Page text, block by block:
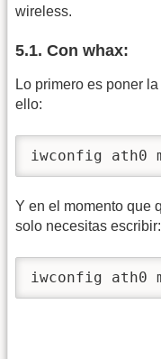
wireless.
5.1. Con whax:
Lo primero es poner
ello:
iwconfig ath0
Y en el momento que
solo necesitas escribir:
iwconfig ath0